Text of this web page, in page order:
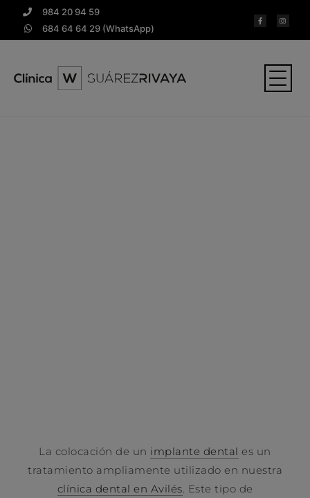
984 20 94 59
684 64 64 29 (WhatsApp)
La colocación de un implante dental es un
tratamiento ampliamente utilizado en nuestra
clínica dental en Avilés. Este tipo de